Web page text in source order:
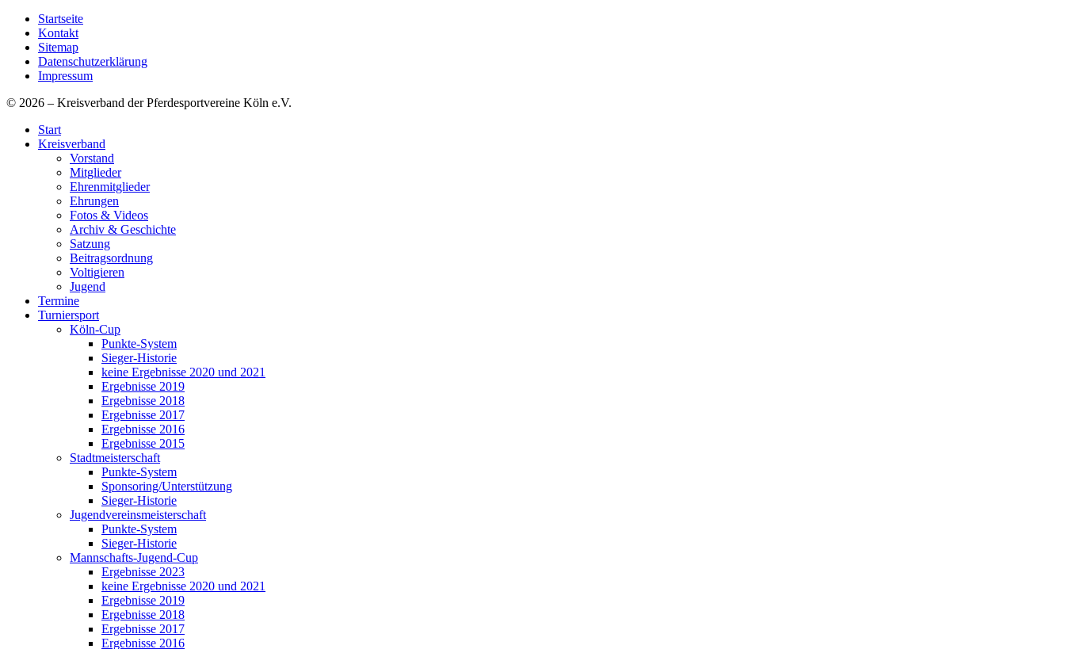
Startseite
Kontakt
Sitemap
Datenschutzerklärung
Impressum
© 2026 – Kreisverband der Pferdesportvereine Köln e.V.
Start
Kreisverband
Vorstand
Mitglieder
Ehrenmitglieder
Ehrungen
Fotos & Videos
Archiv & Geschichte
Satzung
Beitragsordnung
Voltigieren
Jugend
Termine
Turniersport
Köln-Cup
Punkte-System
Sieger-Historie
keine Ergebnisse 2020 und 2021
Ergebnisse 2019
Ergebnisse 2018
Ergebnisse 2017
Ergebnisse 2016
Ergebnisse 2015
Stadtmeisterschaft
Punkte-System
Sponsoring/Unterstützung
Sieger-Historie
Jugendvereinsmeisterschaft
Punkte-System
Sieger-Historie
Mannschafts-Jugend-Cup
Ergebnisse 2023
keine Ergebnisse 2020 und 2021
Ergebnisse 2019
Ergebnisse 2018
Ergebnisse 2017
Ergebnisse 2016